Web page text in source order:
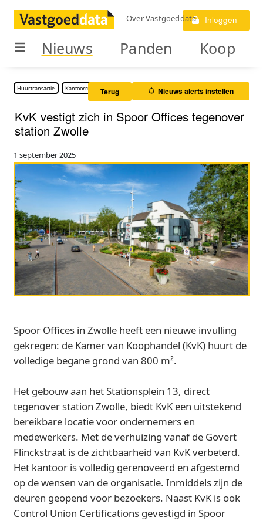
Over Vastgoeddata Inloggen
Nieuws Panden Koop
Huurtransactie KantoorruimteTerug Nieuws alerts instellen
KvK vestigt zich in Spoor Offices tegenover
station Zwolle
1 september 2025
Spoor Offices in Zwolle heeft een nieuwe invulling
gekregen: de Kamer van Koophandel (KvK) huurt de
volledige begane grond van 800 m².
Het gebouw aan het Stationsplein 13, direct
tegenover station Zwolle, biedt KvK een uitstekend
bereikbare locatie voor ondernemers en
medewerkers. Met de verhuizing vanaf de Govert
Flinckstraat is de zichtbaarheid van KvK verbeterd.
Het kantoor is volledig gerenoveerd en afgestemd
op de wensen van de organisatie. Inmiddels zijn de
deuren geopend voor bezoekers. Naast KvK is ook
Control Union Certifications gevestigd in Spoor